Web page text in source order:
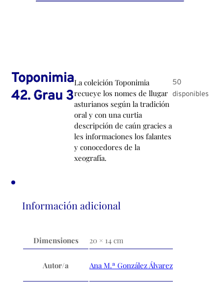
Toponimia
42. Grau 3
La coleición Toponimia
recueye los nomes de llugar
asturianos según la tradición
oral y con una curtia
descripción de caún gracies a
les informaciones los falantes
y conocedores de la
xeografía.
50
disponibles
Información adicional
Dimensiones 20 × 14 cm
Autor/a Ana M.ª González Álvarez